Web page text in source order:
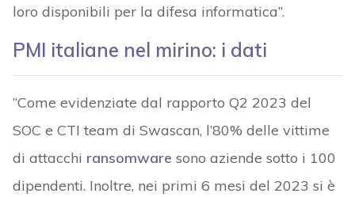
loro disponibili per la difesa informatica”.
PMI italiane nel mirino: i dati
“Come evidenziate dal rapporto Q2 2023 del
SOC e CTI team di Swascan, l’80% delle vittime
di attacchi ransomware sono aziende sotto i 100
dipendenti. Inoltre, nei primi 6 mesi del 2023 si è